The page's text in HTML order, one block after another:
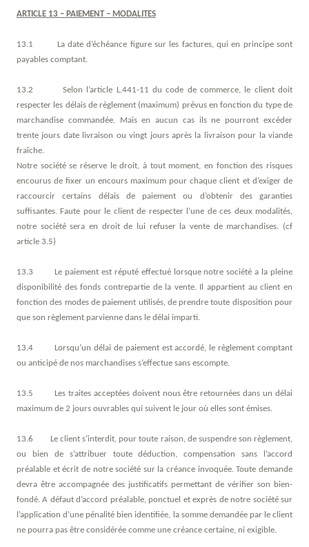
ARTICLE 13 – PAIEMENT – MODALITES
13.1 La date d’échéance figure sur les factures, qui en principe sont
payables comptant.
13.2 Selon l’article L.441-11 du code de commerce, le client doit
respecter les délais de règlement (maximum) prévus en fonction du type de
marchandise commandée. Mais en aucun cas ils ne pourront excéder
trente jours date livraison ou vingt jours après la livraison pour la viande
fraîche.
Notre société se réserve le droit, à tout moment, en fonction des risques
encourus de fixer un encours maximum pour chaque client et d’exiger de
raccourcir certains délais de paiement ou d’obtenir des garanties
suffisantes. Faute pour le client de respecter l’une de ces deux modalités,
notre société sera en droit de lui refuser la vente de marchandises. (cf
article 3.5)
13.3 Le paiement est réputé effectué lorsque notre société a la pleine
disponibilité des fonds contrepartie de la vente. Il appartient au client en
fonction des modes de paiement utilisés, de prendre toute disposition pour
que son règlement parvienne dans le délai imparti.
13.4 Lorsqu’un délai de paiement est accordé, le règlement comptant
ou anticipé de nos marchandises s’effectue sans escompte.
13.5 Les traites acceptées doivent nous être retournées dans un délai
maximum de 2 jours ouvrables qui suivent le jour où elles sont émises.
13.6 Le client s’interdit, pour toute raison, de suspendre son règlement,
ou bien de s’attribuer toute déduction, compensation sans l’accord
préalable et écrit de notre société sur la créance invoquée. Toute demande
devra être accompagnée des justificatifs permettant de vérifier son bien-
fondé. A défaut d’accord préalable, ponctuel et exprès de notre société sur
l’application d’une pénalité bien identifiée, la somme demandée par le client
ne pourra pas être considérée comme une créance certaine, ni exigible.